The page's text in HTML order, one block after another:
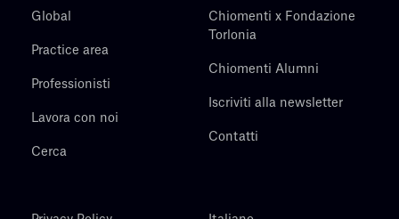
Global
Practice area
Professionisti
Lavora con noi
Cerca
Chiomenti x Fondazione
Torlonia
Chiomenti Alumni
Iscriviti alla newsletter
Contatti